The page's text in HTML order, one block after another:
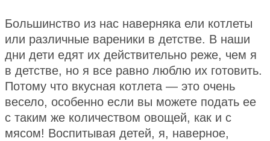
Большинство из нас наверняка ели котлеты
или различные вареники в детстве. В наши
дни дети едят их действительно реже, чем я
в детстве, но я все равно люблю их готовить.
Потому что вкусная котлета — это очень
весело, особенно если вы можете подать ее
с таким же количеством овощей, как и с
мясом! Воспитывая детей, я, наверное,